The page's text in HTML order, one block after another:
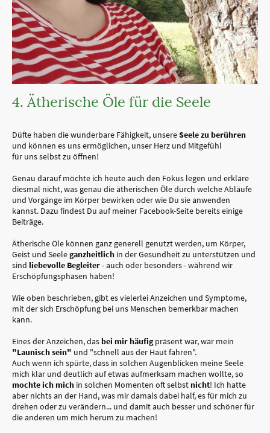
4. Ätherische Öle für die Seele
Düfte haben die wunderbare Fähigkeit, unsereSeele zu berühren
und können es uns ermöglichen, unser Herz und Mitgefühl
für uns selbst zu öffnen!
Genau darauf möchte ich heute auch den Fokus legen und erkläre
diesmal nicht, was genau die ätherischen Öle durch welche Abläufe
und Vorgänge im Körper bewirken oder wie Du sie anwenden
kannst. Dazu findest Du auf meiner Facebook-Seite bereits einige
Beiträge.
Ätherische Öle können ganz generell genutzt werden, um Körper,
Geist und Seeleganzheitlich in der Gesundheit zu unterstützen und
sind liebevolle Begleiter- auch oder besonders - während wir
Erschöpfungsphasen haben!
Wie oben beschrieben, gibt es vielerlei Anzeichen und Symptome,
mit der sich Erschöpfung bei uns Menschen bemerkbar machen
kann.
Eines der Anzeichen, das bei mir häufigpräsent war, war mein
"Launisch sein" und "schnell aus der Haut fahren".
Auch wenn ich spürte, dass in solchen Augenblicken meine Seele
mich klar und deutlich auf etwas aufmerksam machen wollte, so
mochte ich mich in solchen Momenten oft selbst nicht! Ich hatte
aber nichts an der Hand, was mir damals dabei half, es für mich zu
drehen oder zu verändern... und damit auch besser und schöner für
die anderen um mich herum zu machen!